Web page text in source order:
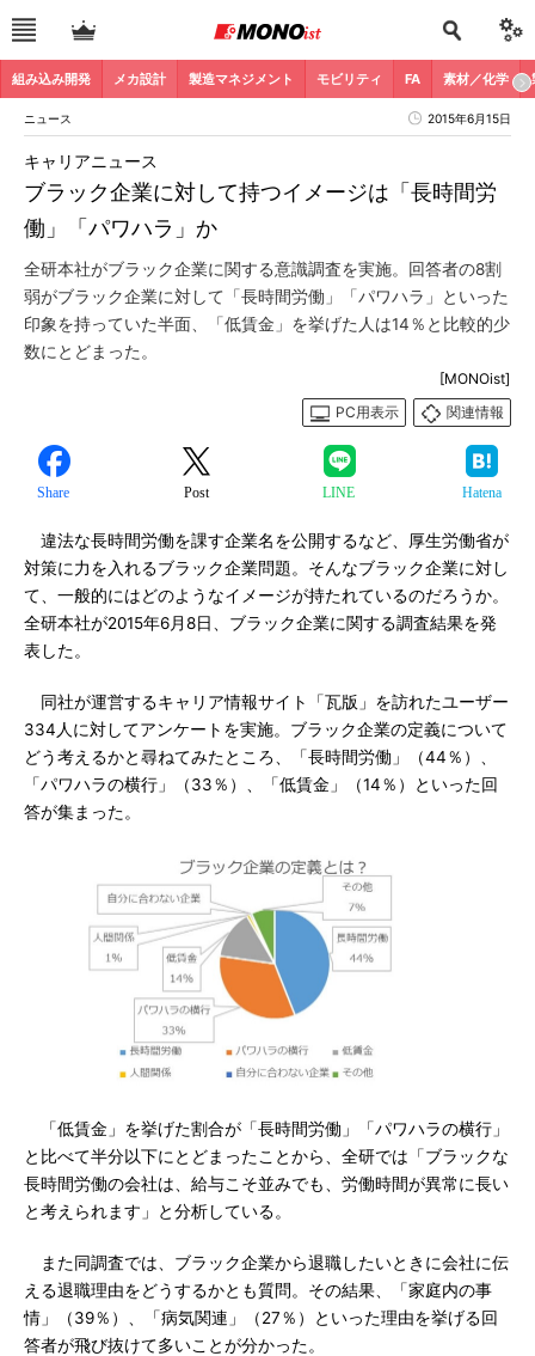
組み込み開発 メカ設計 製造マネジメント モビリティ FA 素材／化学
ニュース 2015年6月15日
ブラック企業に対して持つイメージは「長時間労
働」「パワハラ」か
キャリアニュース
全研本社がブラック企業に関する意識調査を実施。回答者の8割
弱がブラック企業に対して「長時間労働」「パワハラ」といった
印象を持っていた半面、「低賃金」を挙げた人は14％と比較的少
数にとどまった。
[MONOist]
PC用表示
関連情報
Share Post LINE Hatena
違法な長時間労働を課す企業名を公開するなど、厚生労働省が
対策に力を入れるブラック企業問題。そんなブラック企業に対し
て、一般的にはどのようなイメージが持たれているのだろうか。
全研本社が2015年6月8日、ブラック企業に関する調査結果を発
表した。
同社が運営するキャリア情報サイト「瓦版」を訪れたユーザー
334人に対してアンケートを実施。ブラック企業の定義について
どう考えるかと尋ねてみたところ、「長時間労働」（44％）、
「パワハラの横行」（33％）、「低賃金」（14％）といった回
答が集まった。
「低賃金」を挙げた割合が「長時間労働」「パワハラの横行」
と比べて半分以下にとどまったことから、全研では「ブラックな
長時間労働の会社は、給与こそ並みでも、労働時間が異常に長い
と考えられます」と分析している。
また同調査では、ブラック企業から退職したいときに会社に伝
える退職理由をどうするかとも質問。その結果、「家庭内の事
情」（39％）、「病気関連」（27％）といった理由を挙げる回
答者が飛び抜けて多いことが分かった。